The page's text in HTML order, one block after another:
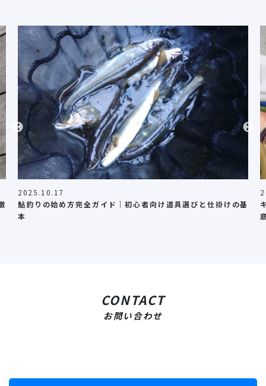
2025.10.17
鮎釣りの始め方完全ガイド｜初心者向け道具選びと仕掛けの基
本
CONTACT
お問い合わせ